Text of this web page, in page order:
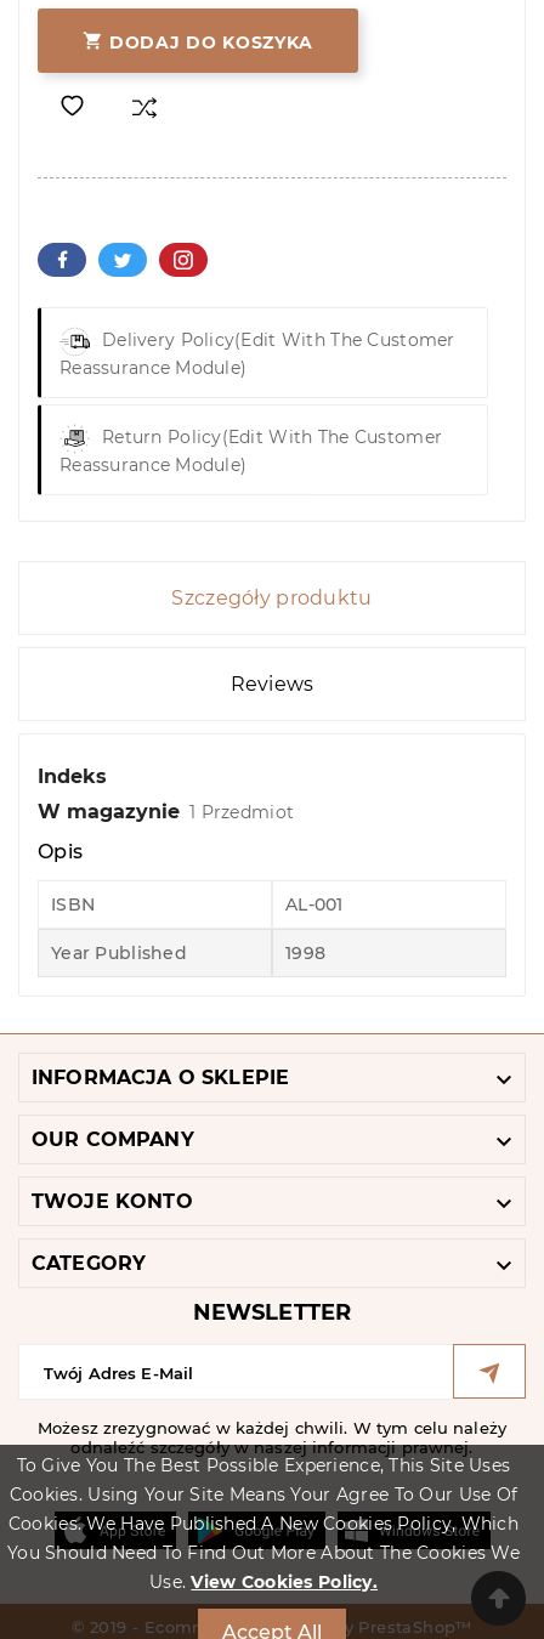
To Give You The Best Possible Experience, This Site Uses
Cookies. Using Your Site Means Your Agree To Our Use Of
Cookies. We Have Published A New Cookies Policy, Which
You Should Need To Find Out More About The Cookies We
Use.View Cookies Policy.
Accept All
 DODAJ DO KOSZYKA
Delivery Policy(edit With The Customer
Reassurance Module)
Return Policy(edit With The Customer
Reassurance Module)
Szczegóły produktu
Reviews
Indeks
W magazynie 1 Przedmiot
Opis
ISBN AL-001
Year Published 1998
INFORMACJA O SKLEPIE 
OUR COMPANY 
TWOJE KONTO 
CATEGORY 
NEWSLETTER
Możesz zrezygnować w każdej chwili. W tym celu należy
odnaleźć szczegóły w naszej informacji prawnej.
© 2019 - Ecommerce Software By PrestaShop™